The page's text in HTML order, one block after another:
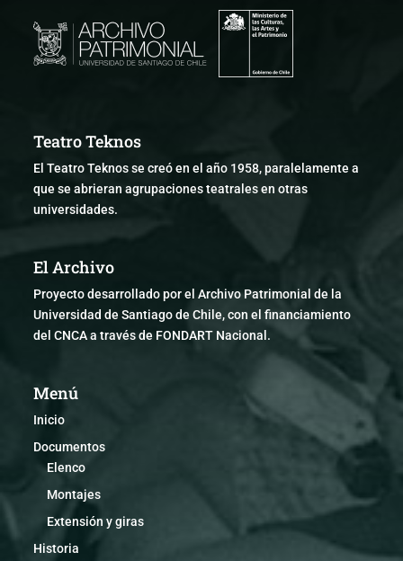
Teatro Teknos
El Teatro Teknos se creó en el año 1958, paralelamente a
que se abrieran agrupaciones teatrales en otras
universidades.
El Archivo
Proyecto desarrollado por el Archivo Patrimonial de la
Universidad de Santiago de Chile, con el financiamiento
del CNCA a través de FONDART Nacional.
Menú
Inicio
Documentos
Elenco
Montajes
Extensión y giras
Historia